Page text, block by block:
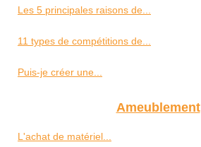
Les 5 principales raisons de...
11 types de compétitions de...
Puis-je créer une...
Ameublement
L'achat de matériel...